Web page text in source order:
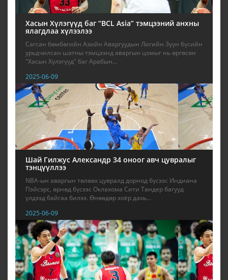
Хасын Хүлэгүүд баг “BCL Asia” тэмцээний анхны
ялагдлаа хүлээлээ
Сагсан бөмбөгийн Азийн Аваргуудын Лигийн Зүүн бүсийн
урьдчилсан шатны тэмцээнд аваргын цомыг нь өргөсөн
"Хасын Хүлэгүүд" баг Арабын...
2025-06-09
Шай Гилжус Александр 34 оноог авч цувралыг
тэнцүүллээ
NBA-ын аваргын төлөөх цувралд дорнод бүсээс Индиана
Пэйсэрс, өрнөд бүсээс Оклахома Сити Тандер багууд
үлдээд байгаа билээ. Өнөөдөр хоёр дахь...
2025-06-09